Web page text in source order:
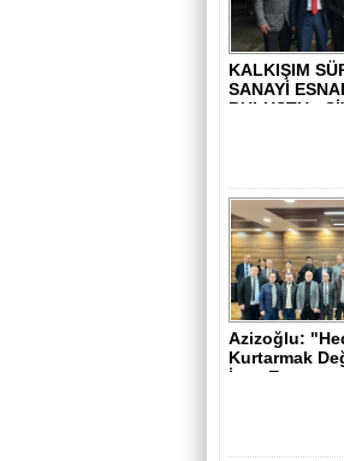
KALKIŞIM
SANAYİ
BULUŞTU -
Azizoğlu:
Kurtarmak
İnşa Etm..